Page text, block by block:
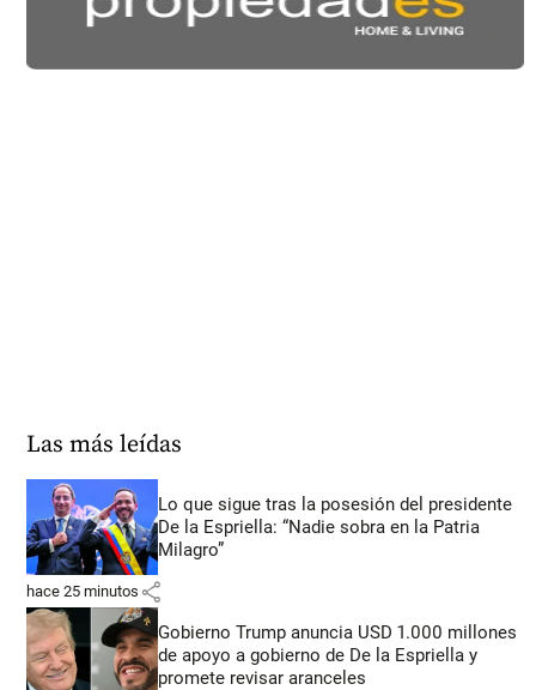
Las más leídas
Lo que sigue tras la posesión del presidente
De la Espriella: “Nadie sobra en la Patria
Milagro”
hace 25 minutos share
Gobierno Trump anuncia USD 1.000 millones
de apoyo a gobierno de De la Espriella y
promete revisar aranceles